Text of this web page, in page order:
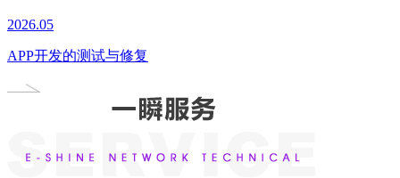
2026.05
APP开发的测试与修复